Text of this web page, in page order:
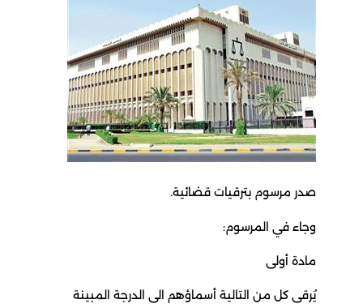
صدر مرسوم بترقيات قضائية.
وجاء في المرسوم:
مادة أولى
يُرقى كل من التالية أسماؤهم الى الدرجة المبينة